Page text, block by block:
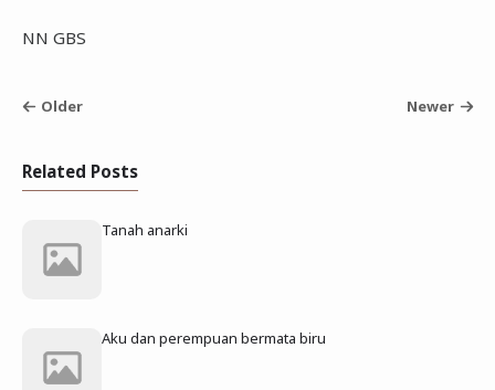
NN GBS
Older Newer
Related Posts
Tanah anarki
Aku dan perempuan bermata biru